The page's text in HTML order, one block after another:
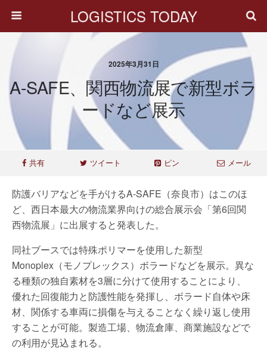
LOGISTICS TODAY
2025年3月31日
A-SAFE、関西物流展で新型ボラ
ードなど展示
共有 ツイート ピン メール
防護バリアなどを手がけるA-SAFE（奈良市）はこのほ
ど、西日本最大の物流業界向けの総合展示会「第6回関
西物流展」に出展すると発表した。
同社ブースでは特殊ポリマーを使用した新型
Monoplex（モノプレックス）ボラードなどを展示。異な
る種類の独自素材を3層に分けて使用することにより、
優れた回復能力と防護性能を発揮し、ボラード自体や床
材、関係する車両に損傷を与えることなく繰り返し使用
することが可能。製造工場、物流倉庫、商業施設などで
の利用が見込まれる。